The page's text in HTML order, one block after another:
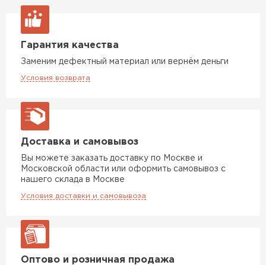
Гарантия качества
Заменим дефектный материал или вернём деньги
Условия возврата
Доставка и самовывоз
Вы можете заказать доставку по Москве и
Московской области или оформить самовывоз с
нашего склада в Москве
Условия доставки и самовывоза
Оптово и розничная продажа